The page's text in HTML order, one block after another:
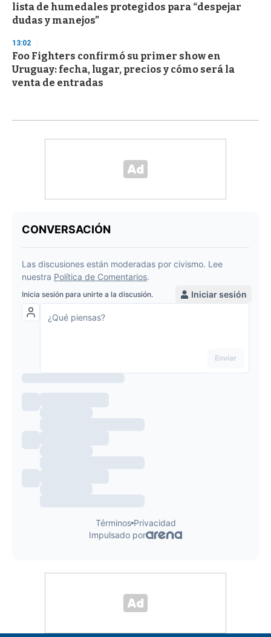
lista de humedales protegidos para “despejar
dudas y manejos”
13:02
Foo Fighters confirmó su primer show en
Uruguay: fecha, lugar, precios y cómo será la
venta de entradas